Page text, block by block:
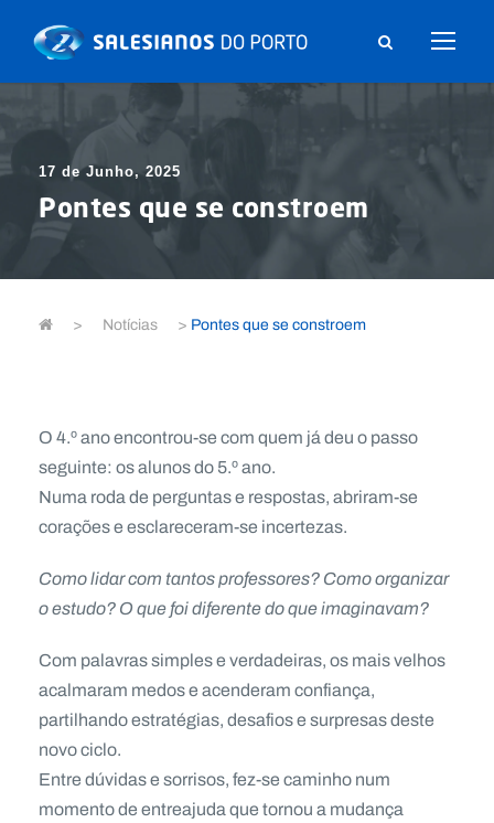
17 de Junho, 2025
Pontes que se constroem
> Notícias > Pontes que se constroem
O 4.º ano encontrou-se com quem já deu o passo
seguinte: os alunos do 5.º ano.
Numa roda de perguntas e respostas, abriram-se
corações e esclareceram-se incertezas.
Como lidar com tantos professores? Como organizar
o estudo? O que foi diferente do que imaginavam?
Com palavras simples e verdadeiras, os mais velhos
acalmaram medos e acenderam confiança,
partilhando estratégias, desafios e surpresas deste
novo ciclo.
Entre dúvidas e sorrisos, fez-se caminho num
momento de entreajuda que tornou a mudança